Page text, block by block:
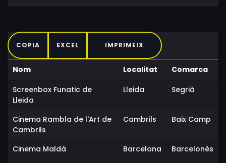
COPIA EXCEL IMPRIMEIX
Nom Localitat
Comarca
Screenbox Funatic de
Lleida
Lleida Segrià
Cinema Rambla de l'Art de
Cambrils
Cambrils Baix Camp
Cinema Maldà Barcelona Barcelonès